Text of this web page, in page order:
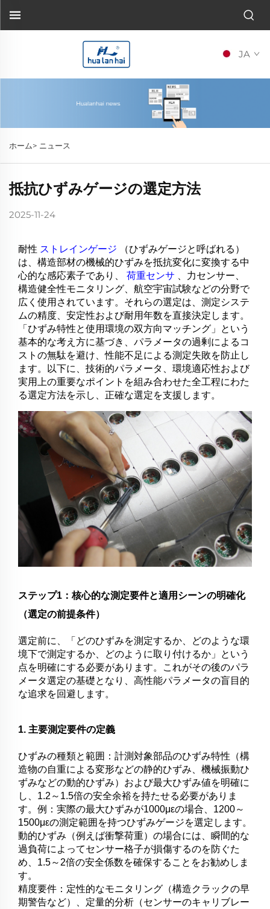
JA
ホーム> ニュース
抵抗ひずみゲージの選定方法
2025-11-24
耐性 ストレインゲージ
（ひずみゲージと呼ばれる）
は、構造部材の機械的ひずみを抵抗変化に変換する中
心的な感応素子であり、 荷重センサ
、力センサー、
構造健全性モニタリング、航空宇宙試験などの分野で
広く使用されています。それらの選定は、測定システ
ムの精度、安定性および耐用年数を直接決定します。
「ひずみ特性と使用環境の双方向マッチング」という
基本的な考え方に基づき、パラメータの過剰によるコ
ストの無駄を避け、性能不足による測定失敗を防止し
ます。以下に、技術的パラメータ、環境適応性および
実用上の重要なポイントを組み合わせた全工程にわた
る選定方法を示し、正確な選定を支援します。
ステップ1：核心的な測定要件と適用シーンの明確化
（選定の前提条件）
選定前に、「どのひずみを測定するか、どのような環
境下で測定するか、どのように取り付けるか」という
点を明確にする必要があります。これがその後のパラ
メータ選定の基礎となり、高性能パラメータの盲目的
な追求を回避します。
1. 主要測定要件の定義
ひずみの種類と範囲：計測対象部品のひずみ特性（構
造物の自重による変形などの静的ひずみ、機械振動ひ
ずみなどの動的ひずみ）および最大ひずみ値を明確に
し、1.2～1.5倍の安全余裕を持たせる必要がありま
す。例：実際の最大ひずみが1000μεの場合、1200～
1500μεの測定範囲を持つひずみゲージを選定します。
動的ひずみ（例えば衝撃荷重）の場合には、瞬間的な
過負荷によってセンサー格子が損傷するのを防ぐた
め、1.5～2倍の安全係数を確保することをお勧めしま
す。
精度要件：定性的なモニタリング（構造クラックの早
期警告など）、定量的分析（センサーのキャリブレー